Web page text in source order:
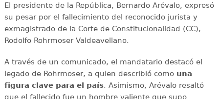
El presidente de la República, Bernardo Arévalo, expresó
su pesar por el fallecimiento del reconocido jurista y
exmagistrado de la Corte de Constitucionalidad (CC),
Rodolfo Rohrmoser Valdeavellano.
A través de un comunicado, el mandatario destacó el
legado de Rohrmoser, a quien describió comouna
figura clave para el país. Asimismo, Arévalo resaltó
que el fallecido fue un hombre valiente que supo